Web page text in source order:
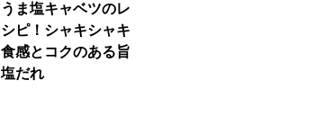
うま塩キャベツのレ
シピ！シャキシャキ
食感とコクのある旨
塩だれ